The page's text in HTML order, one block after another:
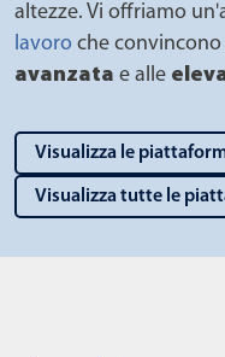
altezze. Vi offriamo
lavoro che convincono
avanzata e alle
Visualizza le
Visualizza tutte le